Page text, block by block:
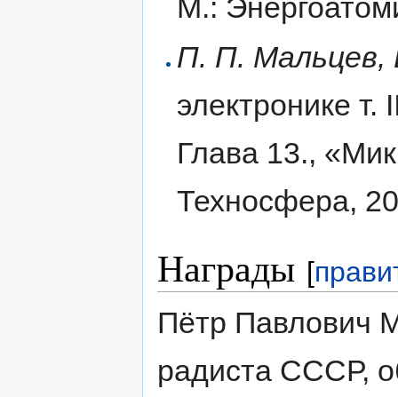
М.:
П. П. Мальцев,
электронике т.
Глава 13.,
Техносфера,
Награды [
Пётр Павлович
радиста СССР,